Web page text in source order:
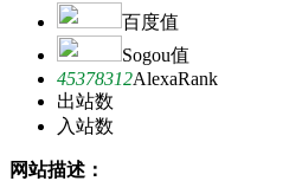
百度值
Sogou值
45378312AlexaRank
出站数
入站数
网站描述：